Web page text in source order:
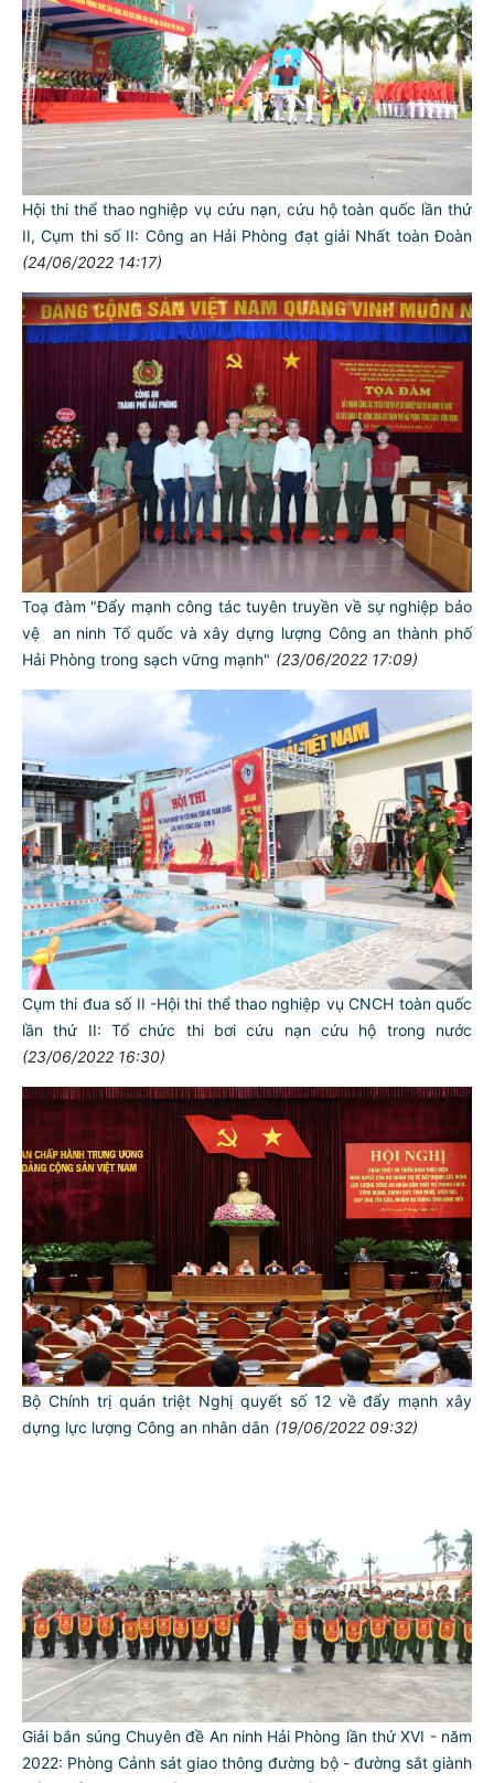
Hội thi thể thao nghiệp vụ cứu nạn, cứu hộ toàn quốc lần thứ
II, Cụm thi số II: Công an Hải Phòng đạt giải Nhất toàn Đoàn
(24/06/2022 14:17)
Toạ đàm "Đẩy mạnh công tác tuyên truyền về sự nghiệp bảo
vệ an ninh Tổ quốc và xây dựng lượng Công an thành phố
Hải Phòng trong sạch vững mạnh" (23/06/2022 17:09)
Cụm thi đua số II -Hội thi thể thao nghiệp vụ CNCH toàn quốc
lần thứ II: Tổ chức thi bơi cứu nạn cứu hộ trong nước
(23/06/2022 16:30)
Bộ Chính trị quán triệt Nghị quyết số 12 về đẩy mạnh xây
dựng lực lượng Công an nhân dân (19/06/2022 09:32)
Giải bắn súng Chuyên đề An ninh Hải Phòng lần thứ XVI - năm
2022: Phòng Cảnh sát giao thông đường bộ - đường sắt giành
TƯ CÁCH
NGƯỜI CÔNG AN CÁCH MỆNH LÀ:
Đối với tự mình, phải
CẦN, KIỆM, LIÊM, CHÍNH
Đối với đồng sự, phải
THÂN ÁI GIÚP ĐỠ
Đối với chính phủ, phải
TUYỆT ĐỐI TRUNG THÀNH